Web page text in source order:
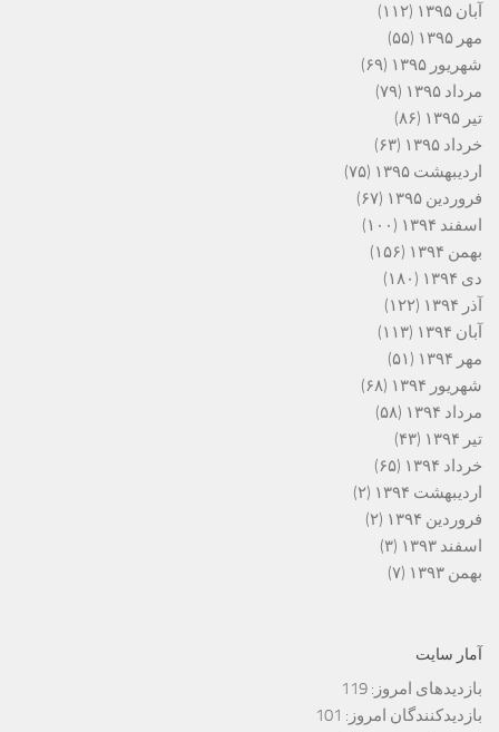
آبان ۱۳۹۵
(۱۱۲)
مهر ۱۳۹۵
(۵۵)
شهریور ۱۳۹۵
(۶۹)
مرداد ۱۳۹۵
(۷۹)
تیر ۱۳۹۵
(۸۶)
خرداد ۱۳۹۵
(۶۳)
اردیبهشت ۱۳۹۵
(۷۵)
فروردین ۱۳۹۵
(۶۷)
اسفند ۱۳۹۴
(۱۰۰)
بهمن ۱۳۹۴
(۱۵۶)
دی ۱۳۹۴
(۱۸۰)
آذر ۱۳۹۴
(۱۲۲)
آبان ۱۳۹۴
(۱۱۳)
مهر ۱۳۹۴
(۵۱)
شهریور ۱۳۹۴
(۶۸)
مرداد ۱۳۹۴
(۵۸)
تیر ۱۳۹۴
(۴۳)
خرداد ۱۳۹۴
(۶۵)
اردیبهشت ۱۳۹۴
(۲)
فروردین ۱۳۹۴
(۲)
اسفند ۱۳۹۳
(۳)
بهمن ۱۳۹۳
(۷)
آمار سایت
بازدیدهای امروز: 119
بازدیدکنندگان امروز: 101